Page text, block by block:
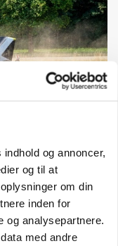
og annoncer,
og til at
om din
inden for
og analysepartnere.
med andre
afprøves i år